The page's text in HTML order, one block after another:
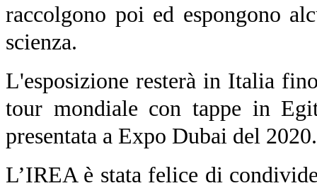
raccolgono poi ed espongono
scienza.
L'esposizione resterà in Italia
tour mondiale con tappe in
presentata a Expo Dubai del 2020.
L’IREA è stata felice di